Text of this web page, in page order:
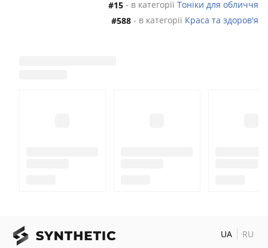
#15 - в категорії Тоніки для обличчя
#588 - в категорії Краса та здоров'я
UA RU